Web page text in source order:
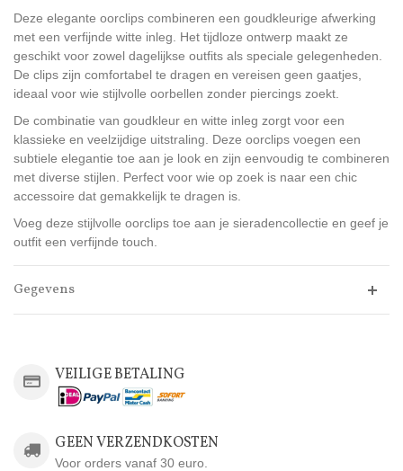
Deze elegante oorclips combineren een goudkleurige afwerking
met een verfijnde witte inleg. Het tijdloze ontwerp maakt ze
geschikt voor zowel dagelijkse outfits als speciale gelegenheden.
De clips zijn comfortabel te dragen en vereisen geen gaatjes,
ideaal voor wie stijlvolle oorbellen zonder piercings zoekt.
De combinatie van goudkleur en witte inleg zorgt voor een
klassieke en veelzijdige uitstraling. Deze oorclips voegen een
subtiele elegantie toe aan je look en zijn eenvoudig te combineren
met diverse stijlen. Perfect voor wie op zoek is naar een chic
accessoire dat gemakkelijk te dragen is.
Voeg deze stijlvolle oorclips toe aan je sieradencollectie en geef je
outfit een verfijnde touch.
Gegevens
VEILIGE BETALING
GEEN VERZENDKOSTEN
Voor orders vanaf 30 euro.